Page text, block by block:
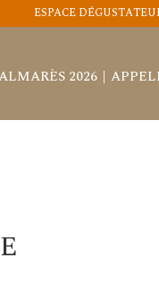
ESPACE
2026